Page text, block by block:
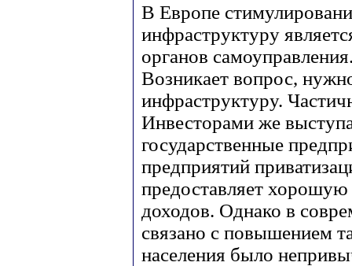
В Европе
инфраструктуру
органов
Возникает вопрос,
инфраструктуру.
Инвесторами же
государственные
предприятий
предоставляет
доходов. Однако в
связано с повышением
населения было